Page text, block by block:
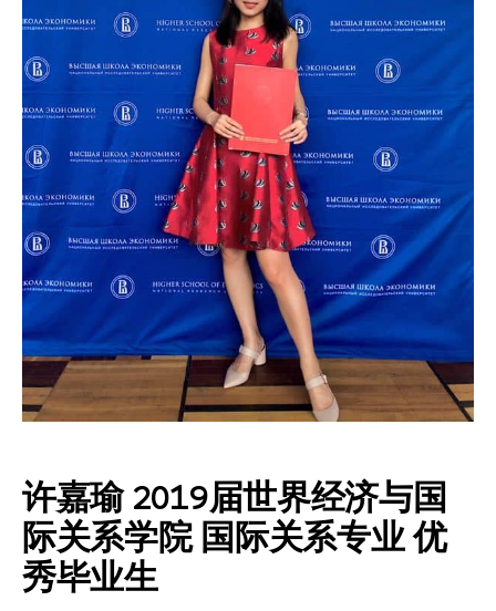
许嘉瑜 2019届世界经济与国
际关系学院 国际关系专业 优
秀毕业生